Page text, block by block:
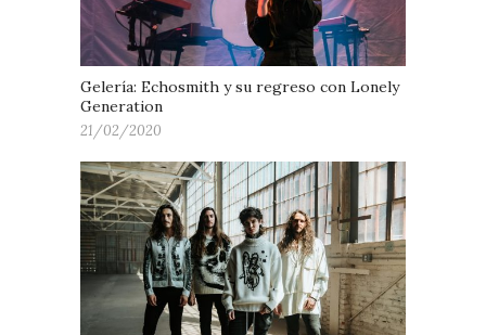
Gelería: Echosmith y su regreso con Lonely
Generation
21/02/2020